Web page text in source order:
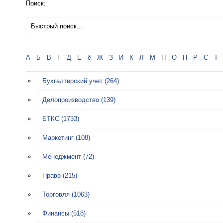
Поиск:
А Б В Г Д Е ё Ж З И К Л М Н О П Р С Т
Бухгалтерский учет (264)
Делопроизводство (139)
ЕТКС (1733)
Маркетинг (108)
Менеджмент (72)
Право (215)
Торговля (1063)
Финансы (518)